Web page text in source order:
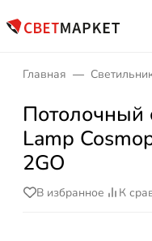
Главная
Потолочный
Lamp
2GO
В избранное К